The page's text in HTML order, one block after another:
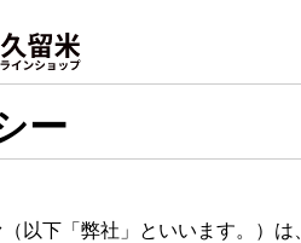
ー
以下「弊社」といいます。）